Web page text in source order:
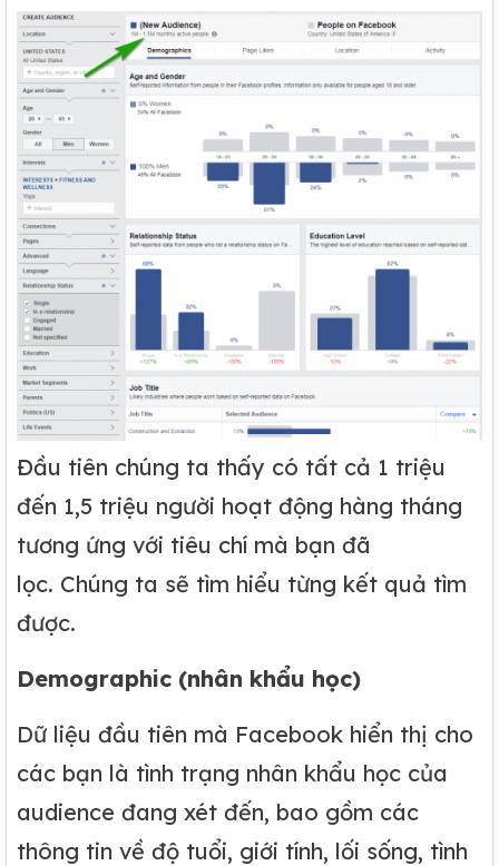
Đầu tiên chúng ta thấy có tất cả 1 triệu
đến 1,5 triệu người hoạt động hàng tháng
tương ứng với tiêu chí mà bạn đã
lọc. Chúng ta sẽ tìm hiểu từng kết quả tìm
được.
Demographic (nhân khẩu học)
Dữ liệu đầu tiên mà Facebook hiển thị cho
các bạn là tình trạng nhân khẩu học của
audience đang xét đến, bao gồm các
thông tin về độ tuổi, giới tính, lối sống, tình